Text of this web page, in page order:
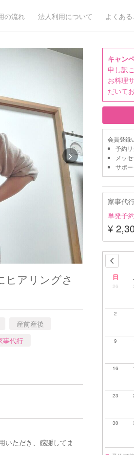
の流れ 法人利用について よくあ
ヒアリングさ
産前産後
事代行
いただき、感謝してま
キャン
申し訳
お料理
だいて
会員登録
予約
メッ
サポ
家事代
単発予
¥
日
26
2
9
16
23
30